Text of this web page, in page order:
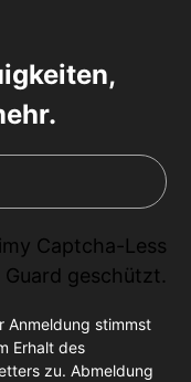
Captcha-Less
Guard geschützt.
Anmeldung stimmst
Erhalt des
zu. Abmeldung